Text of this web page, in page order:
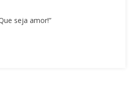
seja amor!”